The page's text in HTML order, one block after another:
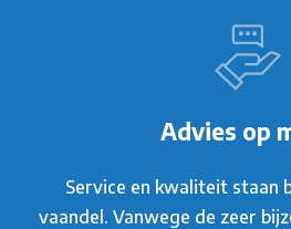
Advies op
Service en kwaliteit staan
vaandel. Vanwege de zeer